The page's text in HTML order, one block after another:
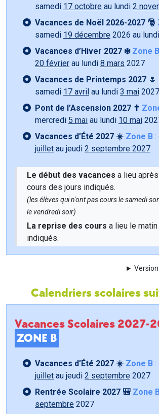
samedi 17 octobre au lundi 2
Vacances de Noël 2026-2027 🎅
samedi 19 décembre 2026 au lundi
Vacances d’Hiver 2027 ❄️ Zone B
20 février au lundi 8 mars 2027
Vacances de Printemps 2027 🌷
samedi 17 avril au lundi 3 mai 2027
Pont de l’Ascension 2027 ✝️
mercredi 5 mai au lundi 10 mai
Vacances d’Été 2027 ☀️ Zone B :
juillet au jeudi 2 septembre 2027
Le début des vacances a lieu
cours des jours indiqués.
(les élèves qui n'ont pas cours le samedi
le vendredi soir)
La reprise des cours a lieu le
indiqués.
Calendriers scolaires
Vacances Scolaires 2027-
ZONE B
Vacances d’Été 2027 ☀️ Zone B :
juillet au jeudi 2 septembre 2027
Rentrée Scolaire 2027 🎒 Zone
septembre 2027